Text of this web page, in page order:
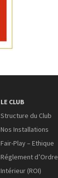
LE CLUB
Structure du Club
Nos Installations
Fair-Play – Ethique
Réglement d’Ordre
Intérieur (ROI)